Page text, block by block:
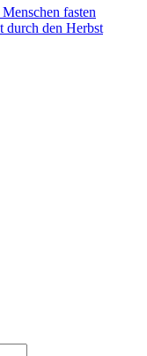
fasten
durch den Herbst